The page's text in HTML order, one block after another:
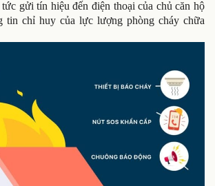
gửi tín hiệu đến điện thoại của chủ căn hộ
tin chỉ huy của lực lượng phòng cháy chữa